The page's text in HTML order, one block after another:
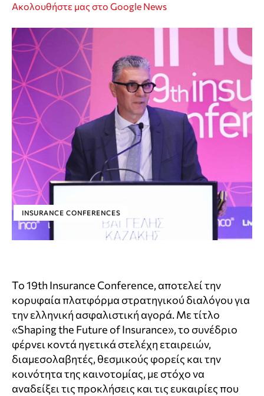
Ακολουθήστε μας στο Google News
INSURANCE CONFERENCES
Το 19th Insurance Conference, αποτελεί την
κορυφαία πλατφόρμα στρατηγικού διαλόγου για
την ελληνική ασφαλιστική αγορά. Με τίτλο
«Shaping the Future of Insurance», το συνέδριο
φέρνει κοντά ηγετικά στελέχη εταιρειών,
διαμεσολαβητές, θεσμικούς φορείς και την
κοινότητα της καινοτομίας, με στόχο να
αναδείξει τις προκλήσεις και τις ευκαιρίες που